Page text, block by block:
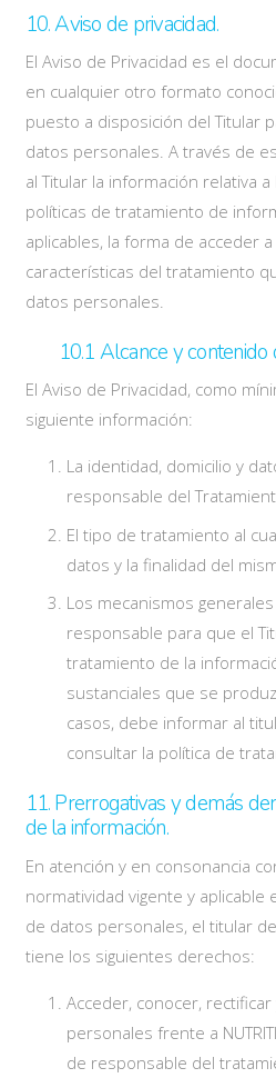
10. Aviso de privacidad.
El Aviso de Privacidad es el
en cualquier otro formato
puesto a disposición del Titular
datos personales. A través de
al Titular la información relativa
políticas de tratamiento de
aplicables, la forma de acceder
características del tratamiento
datos personales.
10.1 Alcance y
El Aviso de Privacidad, como
siguiente información:
La identidad, domicilio y
responsable del
El tipo de tratamiento al
datos y la finalidad del
Los mecanismos
responsable para que el
tratamiento de la
sustanciales que se
casos, debe informar al
consultar la política de
11. Prerrogativas y demás
de la información.
En atención y en consonancia
normatividad vigente y
de datos personales, el titular
tiene los siguientes derechos:
Acceder, conocer,
personales frente a
de responsable del